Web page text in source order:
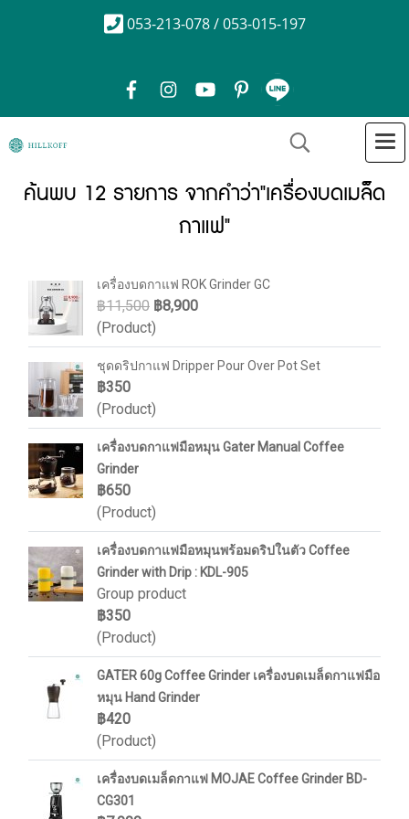
053-213-078 / 053-015-197
ค้นพบ 12 รายการ จากคำว่า"เครื่องบดเมล็ด
กาแฟ"
เครื่องบดกาแฟ ROK Grinder GC
฿11,500 ฿8,900
(Product)
ชุดดริปกาแฟ Dripper Pour Over Pot Set
฿350
(Product)
เครื่องบดกาแฟมือหมุน Gater Manual Coffee
Grinder
฿650
(Product)
เครื่องบดกาแฟมือหมุนพร้อมดริปในตัว Coffee
Grinder with Drip : KDL-905
Group product
฿350
(Product)
GATER 60g Coffee Grinder เครื่องบดเมล็ดกาแฟมือ
หมุน Hand Grinder
฿420
(Product)
เครื่องบดเมล็ดกาแฟ MOJAE Coffee Grinder BD-
CG301